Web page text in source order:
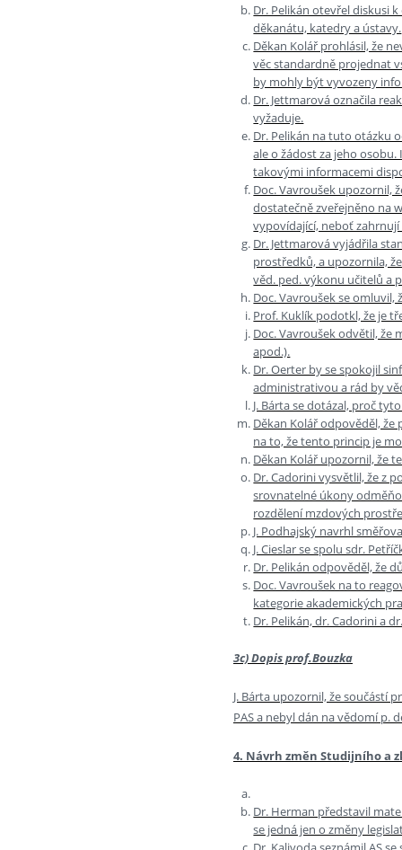
Dr. Pelikán otevřel diskusi
děkanátu, katedry a ústavy.
Děkan Kolář prohlásil, že
věc standardně projednat
by mohly být vyvozeny
Dr. Jettmarová označila
vyžaduje.
Dr. Pelikán na tuto otázku
ale o žádost za jeho
takovými informacemi
Doc. Vavroušek upozornil,
dostatečně zveřejněno na
vypovídající, neboť
Dr. Jettmarová vyjádřila
prostředků, a upozornila,
věd. ped. výkonu učitelů a
Doc. Vavroušek se
Prof. Kuklík podotkl, že je
Doc. Vavroušek odvětil, že
apod.).
Dr. Oerter by se spokojil
administrativou a rád by
J. Bárta se dotázal, proč
Děkan Kolář odpověděl,
na to, že tento princip je
Děkan Kolář upozornil, že
Dr. Cadorini vysvětlil, že z
srovnatelné úkony
rozdělení mzdových
J. Podhajský navrhl
J. Cieslar se spolu sdr.
Dr. Pelikán odpověděl, že
Doc. Vavroušek na to
kategorie akademických
Dr. Pelikán, dr. Cadorini a
3c) Dopis prof.Bouzka
J. Bárta upozornil, že součástí
PAS a nebyl dán na vědomí p.
4. Návrh změn Studijního a
Dr. Herman představil
se jedná jen o změny